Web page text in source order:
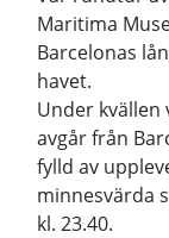
Maritima
Barcelonas
havet.
Under kvällen
avgår från
fylld av
minnesvärda
kl. 23.40.